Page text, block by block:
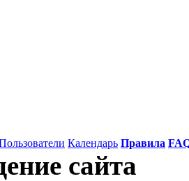
Календарь Правила
сайта